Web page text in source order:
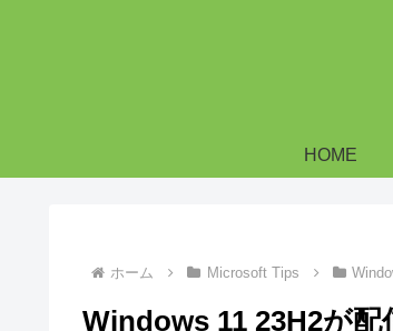
HOME
ホーム Microsoft Tips
Windows 11 23H2が